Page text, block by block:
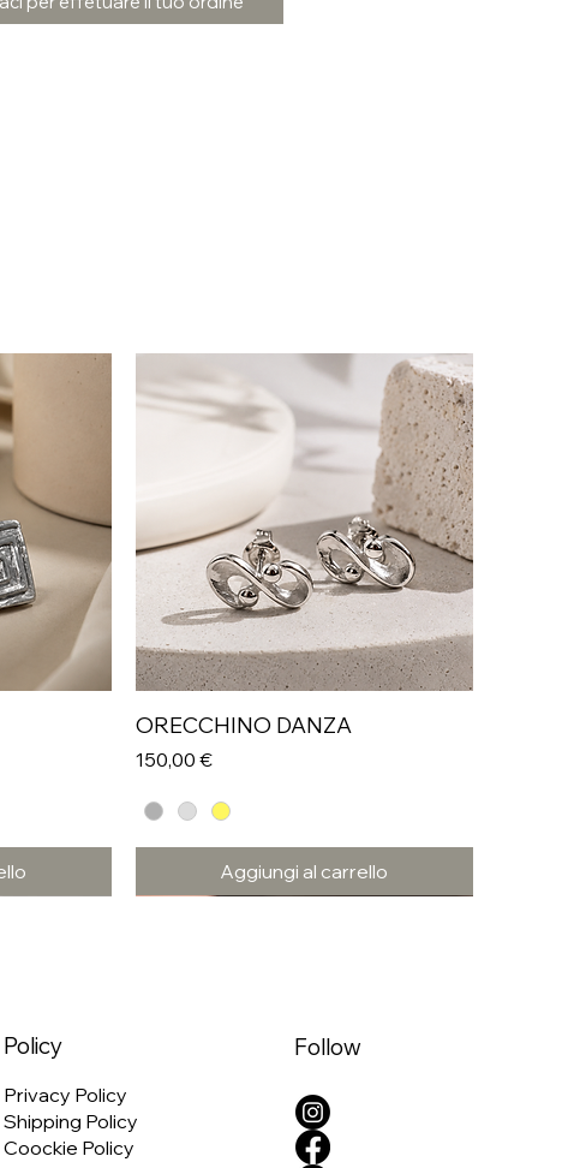
ORECCHINO DANZA
Prezzo
150,00 €
Aggiungi al carrello
Policy
Privacy Policy
Shipping Policy
Coockie Policy
Follow